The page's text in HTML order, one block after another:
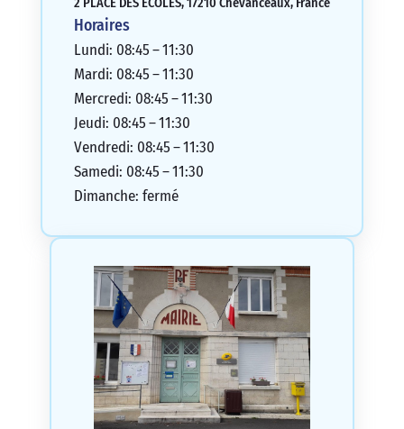
2 PLACE DES ECOLES, 17210 Chevanceaux, France
Horaires
Lundi: 08:45 – 11:30
Mardi: 08:45 – 11:30
Mercredi: 08:45 – 11:30
Jeudi: 08:45 – 11:30
Vendredi: 08:45 – 11:30
Samedi: 08:45 – 11:30
Dimanche: fermé